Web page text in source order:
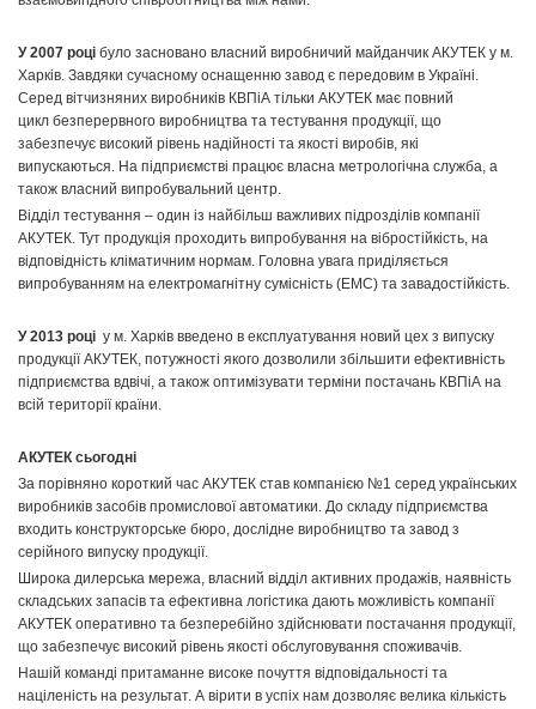
У 2007 році було засновано власний виробничий майданчик АКУТЕК у м.
Харків. Завдяки сучасному оснащенню завод є передовим в Україні.
Серед вітчизняних виробників КВПіА тільки АКУТЕК має повний
цикл безперервного виробництва та тестування продукції, що
забезпечує високий рівень надійності та якості виробів, які
випускаються. На підприємстві працює власна метрологічна служба, а
також власний випробувальний центр.
Відділ тестування – один із найбільш важливих підрозділів компанії
АКУТЕК. Тут продукція проходить випробування на вібростійкість, на
відповідність кліматичним нормам. Головна увага приділяється
випробуванням на електромагнітну сумісність (ЕМС) та завадостійкість.
У 2013 році у м. Харків введено в експлуатування новий цех з випуску
продукції АКУТЕК, потужності якого дозволили збільшити ефективність
підприємства вдвічі, а також оптимізувати терміни постачань КВПіА на
всій території країни.
АКУТЕК сьогодні
За порівняно короткий час АКУТЕК став компанією №1 серед українських
виробників засобів промислової автоматики. До складу підприємства
входить конструкторське бюро, дослідне виробництво та завод з
серійного випуску продукції.
Широка дилерська мережа, власний відділ активних продажів, наявність
складських запасів та ефективна логістика дають можливість компанії
АКУТЕК оперативно та безперебійно здійснювати постачання продукції,
що забезпечує високий рівень якості обслуговування споживачів.
Нашій команді притаманне високе почуття відповідальності та
націленість на результат. А вірити в успіх нам дозволяє велика кількість